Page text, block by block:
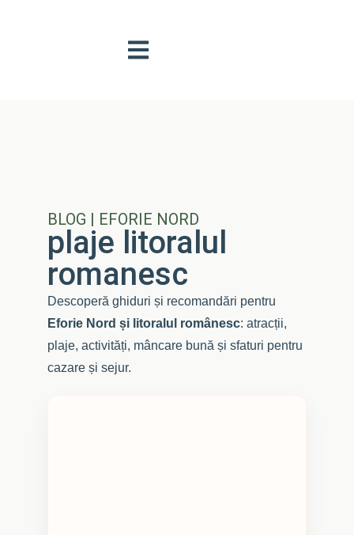
BLOG | EFORIE NORD
plaje litoralul
romanesc
Descoperă ghiduri și recomandări pentru
Eforie Nord și litoralul românesc: atracții,
plaje, activități, mâncare bună și sfaturi pentru
cazare și sejur.